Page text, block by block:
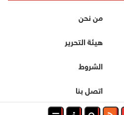
من نحن
هيئة التحرير
الشروط
اتصل بنا